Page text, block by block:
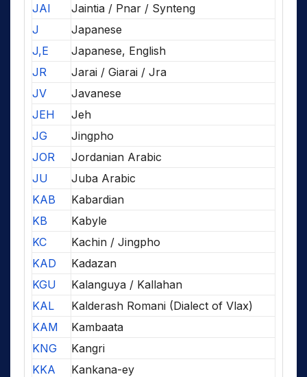
JAI
Jaintia / Pnar / Synteng
J
Japanese
J,E
Japanese, English
JR
Jarai / Giarai / Jra
JV
Javanese
JEH
Jeh
JG
Jingpho
JOR
Jordanian Arabic
JU
Juba Arabic
KAB
Kabardian
KB
Kabyle
KC
Kachin / Jingpho
KAD
Kadazan
KGU
Kalanguya / Kallahan
KAL
Kalderash Romani (Dialect of Vlax)
KAM
Kambaata
KNG
Kangri
KKA
Kankana-ey